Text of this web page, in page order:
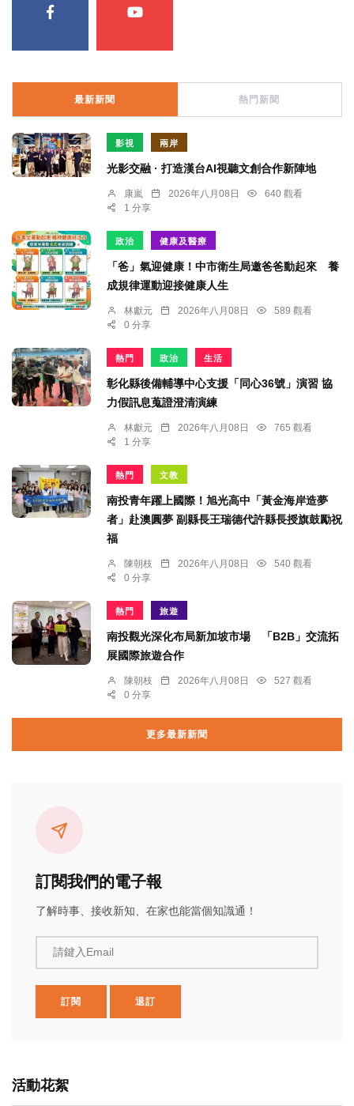
最新新聞 熱門新聞
影視 兩岸
光影交融 · 打造漢台AI視聽文創合作新陣地
康嵐 2026年八月08日
640 觀看
1 分享
政治 健康及醫療
「爸」氣迎健康！中市衛生局邀爸爸動起來 養
成規律運動迎接健康人生
林獻元 2026年八月08日
589 觀看
0 分享
熱門 政治 生活
彰化縣後備輔導中心支援「同心36號」演習 協
力假訊息蒐證澄清演練
林獻元 2026年八月08日
765 觀看
1 分享
熱門 文教
南投青年躍上國際！旭光高中「黃金海岸造夢
者」赴澳圓夢 副縣長王瑞德代許縣長授旗鼓勵祝
福
陳朝枝 2026年八月08日
540 觀看
0 分享
熱門 旅遊
南投觀光深化布局新加坡市場 「B2B」交流拓
展國際旅遊合作
陳朝枝 2026年八月08日
527 觀看
0 分享
更多最新新聞
訂閱我們的電子報
了解時事、接收新知、在家也能當個知識通！
請鍵入Email
訂閱 退訂
活動花絮